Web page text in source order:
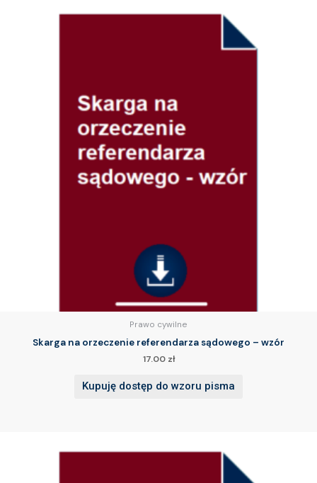
Prawo cywilne
Skarga na orzeczenie referendarza sądowego – wzór
17.00 zł
Kupuję dostęp do wzoru pisma